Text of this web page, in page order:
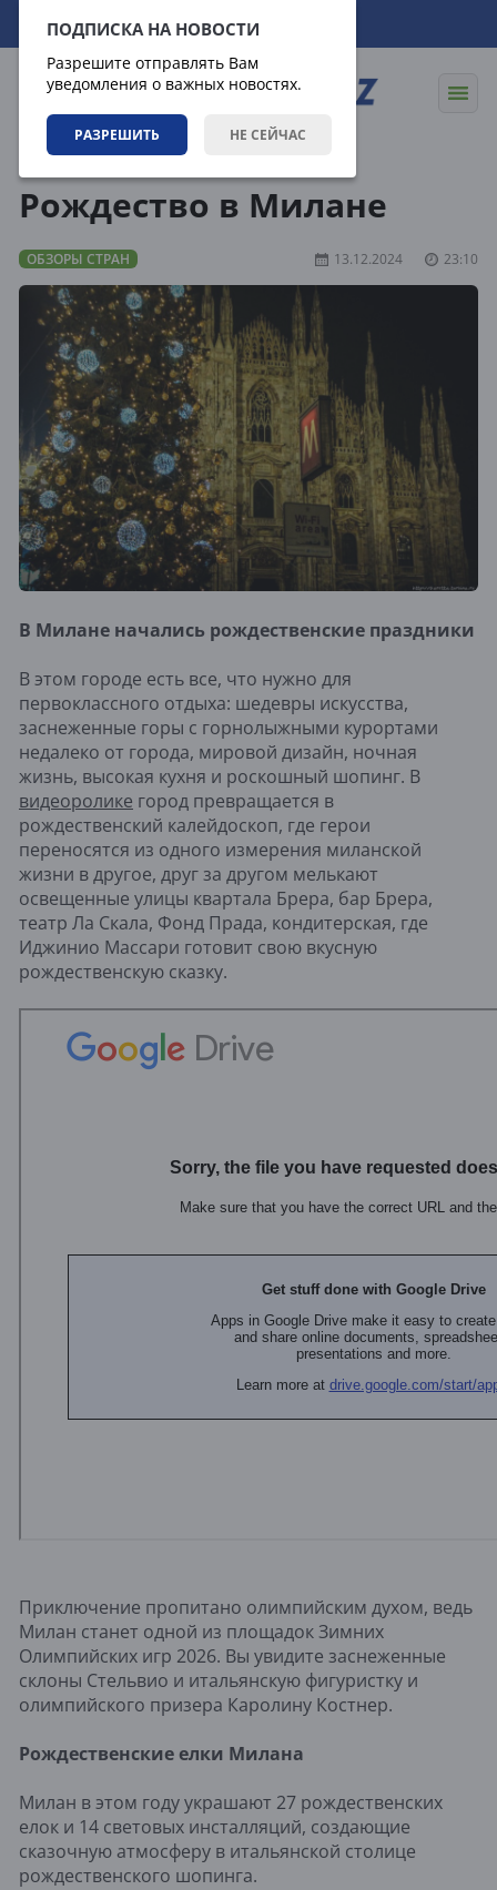
ПОДПИСКА НА НОВОСТИ
Разрешите отправлять Вам
уведомления о важных новостях.
РАЗРЕШИТЬ НЕ СЕЙЧАС
06.08.2026 17:18:05
Рождество в Милане
ОБЗОРЫ СТРАН 13.12.2024 23:10
В Милане начались рождественские праздники
В этом городе есть все, что нужно для
первоклассного отдыха: шедевры искусства,
заснеженные горы с горнолыжными курортами
недалеко от города, мировой дизайн, ночная
жизнь, высокая кухня и роскошный шопинг. В
видеоролике город превращается в
рождественский калейдоскоп, где герои
переносятся из одного измерения миланской
жизни в другое, друг за другом мелькают
освещенные улицы квартала Брера, бар Брера,
театр Ла Скала, Фонд Прада, кондитерская, где
Иджинио Массари готовит свою вкусную
рождественскую сказку.
Приключение пропитано олимпийским духом, ведь
Милан станет одной из площадок Зимних
Олимпийских игр 2026. Вы увидите заснеженные
склоны Стельвио и итальянскую фигуристку и
олимпийского призера Каролину Костнер.
Рождественские елки Милана
Милан в этом году украшают 27 рождественских
елок и 14 световых инсталляций, создающие
сказочную атмосферу в итальянской столице
рождественского шопинга.